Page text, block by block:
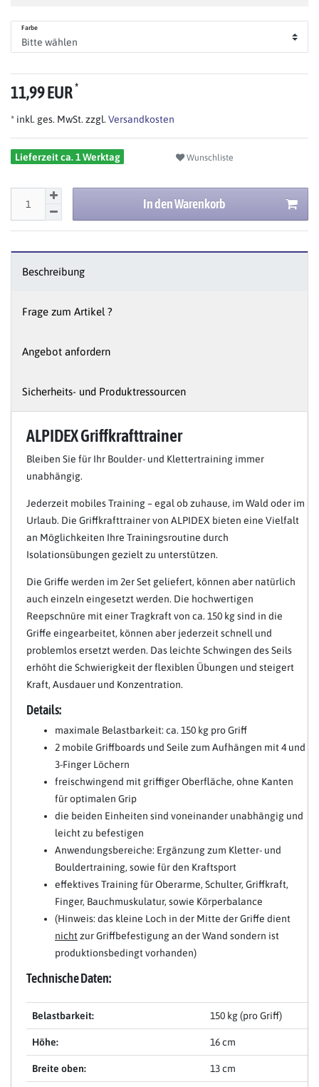
Farbe
11,99 EUR*
* inkl. ges. MwSt. zzgl. Versandkosten
Lieferzeit ca. 1 Werktag Wunschliste
In den Warenkorb
Beschreibung
Frage zum Artikel ?
Angebot anfordern
Sicherheits- und Produktressourcen
ALPIDEX Griffkrafttrainer
Bleiben Sie für Ihr Boulder- und Klettertraining immer
unabhängig.
Jederzeit mobiles Training – egal ob zuhause, im Wald oder im
Urlaub. Die Griffkrafttrainer von ALPIDEX bieten eine Vielfalt
an Möglichkeiten Ihre Trainingsroutine durch
Isolationsübungen gezielt zu unterstützen.
Die Griffe werden im 2er Set geliefert, können aber natürlich
auch einzeln eingesetzt werden. Die hochwertigen
Reepschnüre mit einer Tragkraft von ca. 150 kg sind in die
Griffe eingearbeitet, können aber jederzeit schnell und
problemlos ersetzt werden. Das leichte Schwingen des Seils
erhöht die Schwierigkeit der flexiblen Übungen und steigert
Kraft, Ausdauer und Konzentration.
Details:
maximale Belastbarkeit: ca. 150 kg pro Griff
2 mobile Griffboards und Seile zum Aufhängen mit 4 und
3-Finger Löchern
freischwingend mit griffiger Oberfläche, ohne Kanten
für optimalen Grip
die beiden Einheiten sind voneinander unabhängig und
leicht zu befestigen
Anwendungsbereiche: Ergänzung zum Kletter- und
Bouldertraining, sowie für den Kraftsport
effektives Training für Oberarme, Schulter, Griffkraft,
Finger, Bauchmuskulatur, sowie Körperbalance
(Hinweis: das kleine Loch in der Mitte der Griffe dient
nicht zur Griffbefestigung an der Wand sondern ist
produktionsbedingt vorhanden)
Technische Daten:
Belastbarkeit: 150 kg (pro Griff)
Höhe: 16 cm
Breite oben: 13 cm